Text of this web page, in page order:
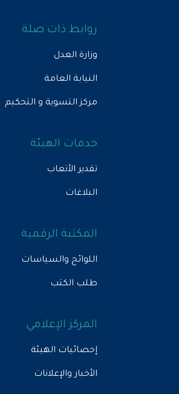
روابط ذات صلة
وزارة العدل
النيابة العامة
مركز التسوية و التحكيم
خدمات الهيئة
تقدير الأتعاب
البلاغات
المكتبة الرقمية
اللوائح والسياسات
طلب الكتب
المركز الإعلامي
إحصائيات الهيئة
الأخبار والإعلانات